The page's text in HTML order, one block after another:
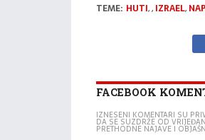
TEME: HUTI,, IZRAEL,
FACEBOOK
IZNESENI KOMENTARI SU
DA SE SUZDRŽE OD
PRETHODNE NAJAVE I